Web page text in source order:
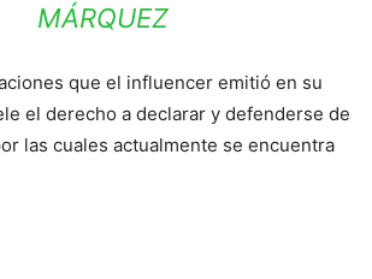
MÁRQUEZ
que el influencer emitió en su
el derecho a declarar y defenderse de
las cuales actualmente se encuentra